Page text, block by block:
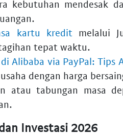
kebutuhan mendesak
.
kartu kredit melalui
tepat waktu.
Alibaba via PayPal: Tips
dengan harga
atau tabungan masa
Investasi 2026